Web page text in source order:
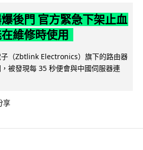
後門 官方緊急下架止血
維修時使用
（Zbtlink Electronics）旗下的路由器
被發現每 35 秒便會與中國伺服器連
享